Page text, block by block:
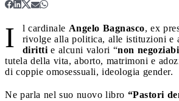
I l cardinale Angelo Bagnasco, ex
rivolge alla politica, alle istituzioni e
diritti e alcuni valori “non
tutela della vita, aborto, matrimoni e
di coppie omosessuali, ideologia gender.
Ne parla nel suo nuovo libro “Pastori